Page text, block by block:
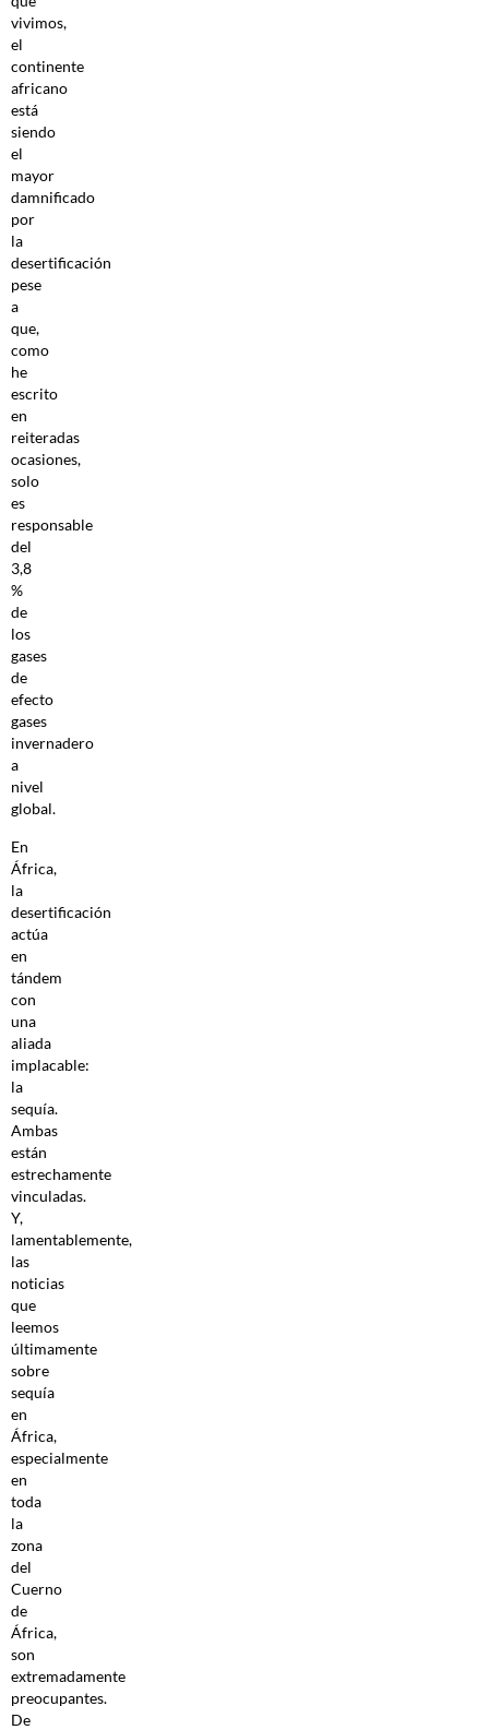
vivimos,
el
continente
africano
está
siendo
el
mayor
damnificado
por
la
desertificación
pese
a
que,
como
he
escrito
en
reiteradas
ocasiones,
solo
es
responsable
del
3,8
%
de
los
gases
de
efecto
gases
invernadero
a
nivel
global.
En
África,
la
desertificación
actúa
en
tándem
con
una
aliada
implacable:
la
sequía.
Ambas
están
estrechamente
vinculadas.
Y,
lamentablemente,
las
noticias
que
leemos
últimamente
sobre
sequía
en
África,
especialmente
en
toda
la
zona
del
Cuerno
de
África,
son
extremadamente
preocupantes.
De